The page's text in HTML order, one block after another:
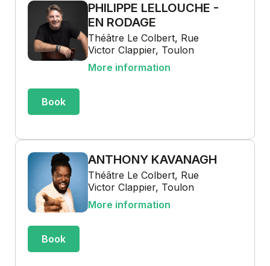
PHILIPPE LELLOUCHE -
EN RODAGE
Théâtre Le Colbert, Rue
Victor Clappier, Toulon
More information
Book
ANTHONY KAVANAGH
Théâtre Le Colbert, Rue
Victor Clappier, Toulon
More information
Book